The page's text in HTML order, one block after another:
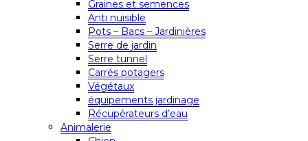
Graines et semences
Anti nuisible
Pots – Bacs – Jardinières
Serre de jardin
Serre tunnel
Carrés potagers
Végétaux
équipements jardinage
Récupérateurs d’eau
Animalerie